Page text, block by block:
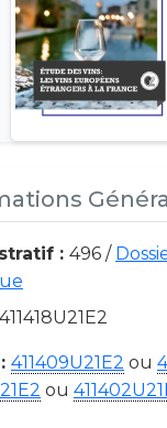
: 496 /
411418U21E2
411409U21E2 ou
ou